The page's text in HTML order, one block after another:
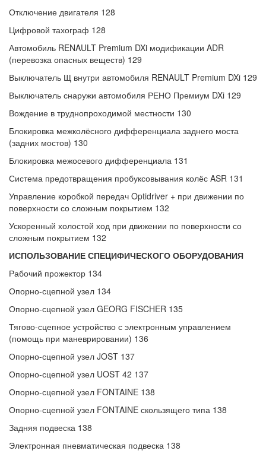
Отключение двигателя 128
Цифровой тахограф 128
Автомобиль RENAULT Premium DXi модификации ADR
(перевозка опасных веществ) 129
Выключатель Щ внутри автомобиля RENAULT Premium DXi 129
Выключатель снаружи автомобиля РЕНО Премиум DXi 129
Вождение в труднопроходимой местности 130
Блокировка межколёсного дифференциала заднего моста
(задних мостов) 130
Блокировка межосевого дифференциала 131
Система предотвращения пробуксовывания колёс ASR 131
Управление коробкой передач Optidriver + при движении по
поверхности со сложным покрытием 132
Ускоренный холостой ход при движении по поверхности со
сложным покрытием 132
ИСПОЛЬЗОВАНИЕ СПЕЦИФИЧЕСКОГО ОБОРУДОВАНИЯ
Рабочий прожектор 134
Опорно-сцепной узел 134
Опорно-сцепной узел GEORG FISCHER 135
Тягово-сцепное устройство с электронным управлением
(помощь при маневрировании) 136
Опорно-сцепной узел JOST 137
Опорно-сцепной узел UOST 42 137
Опорно-сцепной узел FONTAINE 138
Опорно-сцепной узел FONTAINE скользящего типа 138
Задняя подвеска 138
Электронная пневматическая подвеска 138